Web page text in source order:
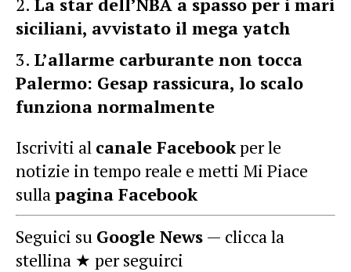
siciliani, avvistato il mega yatch
L’allarme carburante non tocca
Palermo: Gesap rassicura, lo scalo
funziona normalmente
Iscriviti al canale Facebookper le
notizie in tempo reale e metti Mi Piace
sullapagina Facebook
Seguici su Google News — clicca la
stellina ★ per seguirci